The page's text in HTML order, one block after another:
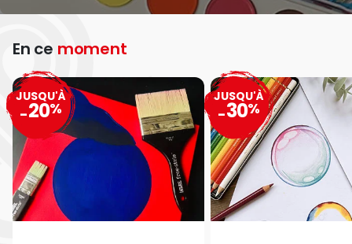
En ce moment
JUSQU'À
-20%
JUSQU'À
-30%